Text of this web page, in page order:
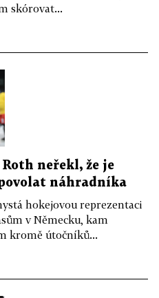
skórovat...
neřekl, že je
náhradníka
hokejovou reprezentaci
v Německu, kam
kromě útočníků...